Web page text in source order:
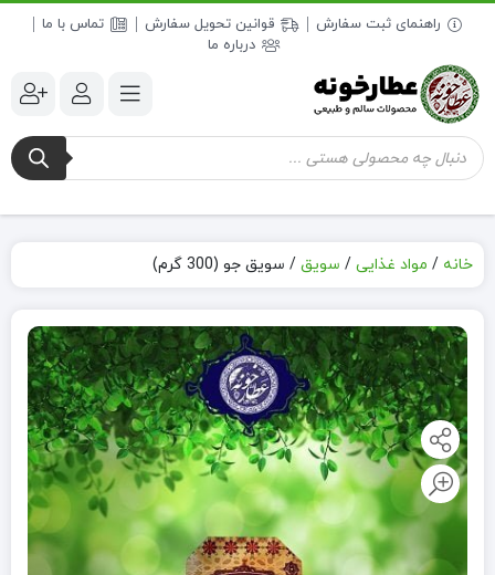
راهنمای ثبت سفارش قوانین تحویل سفارش
تماس با ما
درباره ما
جستجوی
محصولات
خانه / مواد غذایی / سویق / سویق جو (300 گرم)